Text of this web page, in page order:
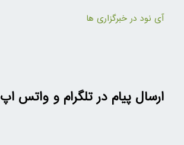
آی نود در خبرگزاری ها
ارسال پیام در تلگرام و واتس اپ